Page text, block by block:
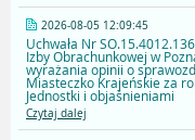
2026-08-05 12:09:45
Uchwała Nr
Izby Obrachunkowej w
wyrażania opinii o
Miasteczko Krajeńskie za
Jednostki i objaśnieniami
Czytaj dalej